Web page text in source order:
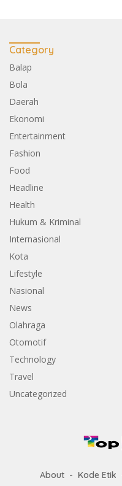
Category
Balap
Bola
Daerah
Ekonomi
Entertainment
Fashion
Food
Headline
Health
Hukum & Kriminal
Internasional
Kota
Lifestyle
Nasional
News
Olahraga
Otomotif
Technology
Travel
Uncategorized
About Kode Etik